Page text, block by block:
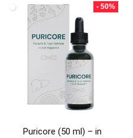
- 50%
Puricore (50 ml) – in